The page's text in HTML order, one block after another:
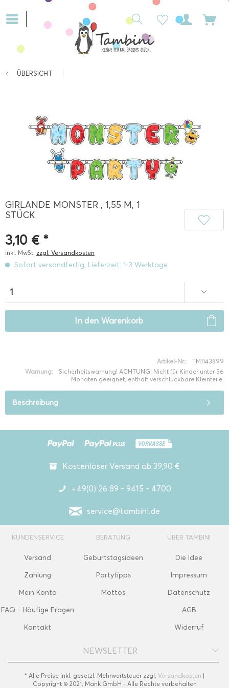
ÜBERSICHT
GIRLANDE MONSTER , 1,55 M, 1
STÜCK
3,10 € *
inkl. MwSt. zzgl. Versandkosten
Sofort versandfertig, Lieferzeit: 1-3 Werktage
In den Warenkorb
Artikel-Nr.:
TM1143899
Warnung:
Sicherheitswarnung! ACHTUNG! Nicht für Kinder unter 36
Monaten geeignet, enthält verschluckbare Kleinteile.
Beschreibung
Kostenloser Versand ab 39,90 €
+49(0) 26 89 - 9415 - 4700
service@tambini.de
KUNDENSERVICE
Versand
Zahlung
Mein Konto
FAQ - Häufige Fragen
Kontakt
BERATUNG
Geburtstagsideen
Partytipps
Mottos
ÜBER TAMBINI
Die Idee
Impressum
Datenschutz
AGB
Widerruf
NEWSLETTER
* Alle Preise inkl. gesetzl. Mehrwertsteuer zzgl. Versandkosten |
Copyright © 2021, Mank GmbH - Alle Rechte vorbehalten